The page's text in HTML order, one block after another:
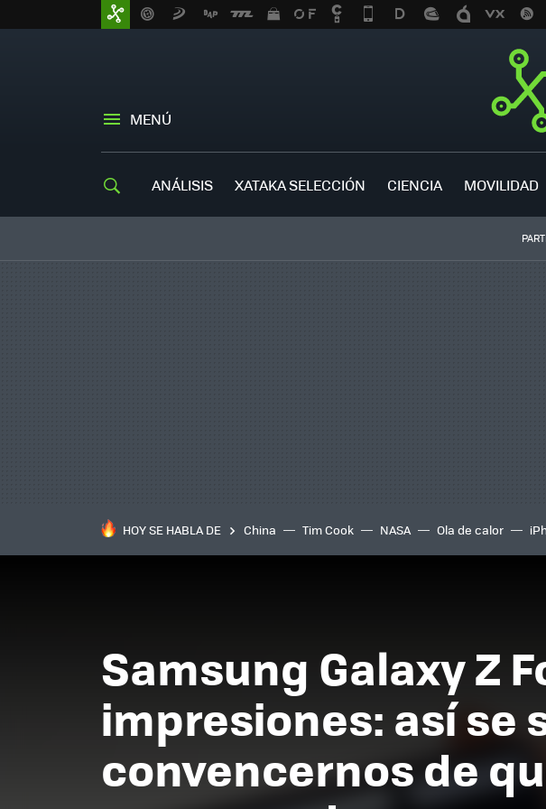
MENÚ
ANÁLISIS XATAKA SELECCIÓN CIENCIA MOVILIDAD
HOY SE HABLA DE China Tim Cook NASA Ola de calor
Samsung Galaxy Z
impresiones: así se
convencernos de